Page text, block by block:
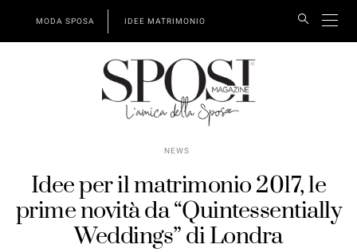
MODA SPOSA IDEE MATRIMONIO
NEWS
Idee per il matrimonio 2017, le
prime novità da “Quintessentially
Weddings” di Londra